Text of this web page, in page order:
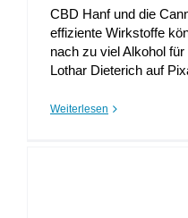
CBD Hanf und die
effiziente Wirkstoffe
nach zu viel Alkohol
Lothar Dieterich auf
Weiterlesen